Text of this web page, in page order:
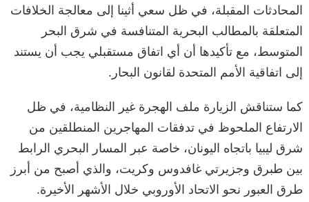
المحادثات المقبلة، في ظل سعي أثينا إلى معالجة الخلافات
المتعلقة بالمطالب البحرية المتنافسة في شرق البحر
المتوسط، مع تأكيدها أن أي اتفاق مستقبلي يجب أن يستند
إلى اتفاقية الأمم المتحدة لقانون البحار.
كما ستناقش الزيارة ملف الهجرة غير النظامية، في ظل
الارتفاع الملحوظ في تدفقات المهاجرين المنطلقين من
شرق ليبيا باتجاه اليونان، خاصة عبر المسار البحري الرابط
بين طبرق وجزيرتي غافدوس وكريت، والذي أصبح من أبرز
طرق العبور نحو الاتحاد الأوروبي خلال الأشهر الأخيرة.